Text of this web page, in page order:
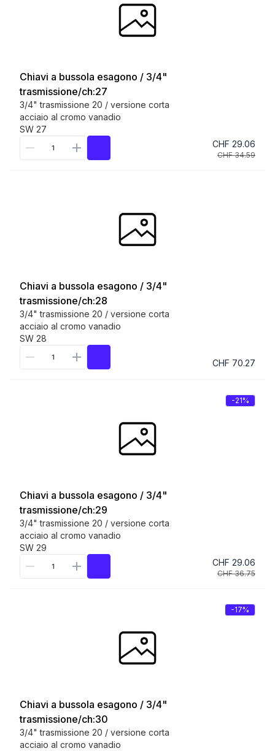
Chiavi a bussola esagono / 3/4"
trasmissione/ch:27
3/4" trasmissione 20 / versione corta
acciaio al cromo vanadio
SW 27
CHF 29.06
CHF 34.59
Chiavi a bussola esagono / 3/4"
trasmissione/ch:28
3/4" trasmissione 20 / versione corta
acciaio al cromo vanadio
SW 28
CHF 70.27
Chiavi a bussola esagono / 3/4"
trasmissione/ch:29
3/4" trasmissione 20 / versione corta
acciaio al cromo vanadio
SW 29
CHF 29.06
CHF 36.75
-21%
Chiavi a bussola esagono / 3/4"
trasmissione/ch:30
3/4" trasmissione 20 / versione corta
acciaio al cromo vanadio
-17%